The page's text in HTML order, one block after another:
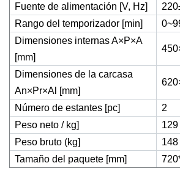
Fuente de alimentación [V, Hz]
Rango del temporizador [min]
Dimensiones internas A×P×A
[mm]
Dimensiones de la carcasa
An×Pr×Al [mm]
Número de estantes [pc]
2
Peso neto / kg]
129
Peso bruto (kg]
148
Tamaño del paquete [mm]